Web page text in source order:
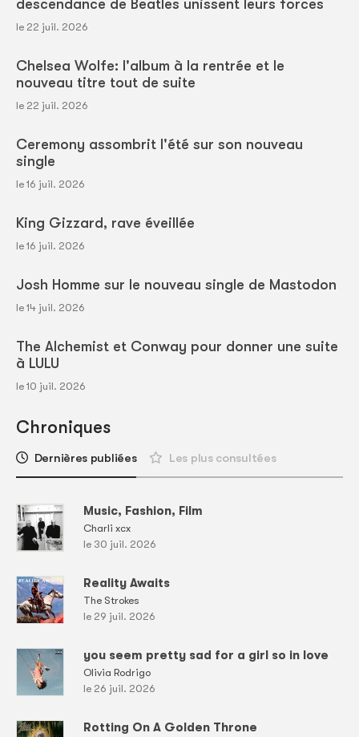
descendance de Beatles unissent leurs forces
le 22 juil. 2026
Chelsea Wolfe: l'album à la rentrée et le
nouveau titre tout de suite
le 22 juil. 2026
Ceremony assombrit l'été sur son nouveau
single
le 16 juil. 2026
King Gizzard, rave éveillée
le 16 juil. 2026
Josh Homme sur le nouveau single de Mastodon
le 14 juil. 2026
The Alchemist et Conway pour donner une suite
à LULU
le 10 juil. 2026
Chroniques
Dernières publiées Les plus consultées
Music, Fashion, Film
Charli xcx
le 30 juil. 2026
Reality Awaits
The Strokes
le 29 juil. 2026
you seem pretty sad for a girl so in love
Olivia Rodrigo
le 26 juil. 2026
Rotting On A Golden Throne